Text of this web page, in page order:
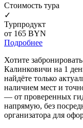
Cтоимость тура
✓
Турпродукт
от 165 BYN
Подробнее
Хотите
Калинковичи на 1
найдёте только
наличием мест и
— от проверенных
напрямую, без
организатора для